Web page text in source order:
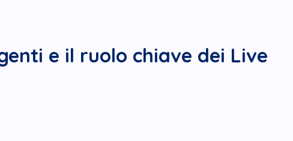
e il ruolo chiave dei Live